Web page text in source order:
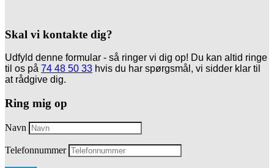
Skal vi kontakte dig?
Udfyld denne formular - så ringer vi dig op! Du kan altid ringe
til os på 74 48 50 33 hvis du har spørgsmål, vi sidder klar til
at rådgive dig.
Ring mig op
Navn
Telefonnummer